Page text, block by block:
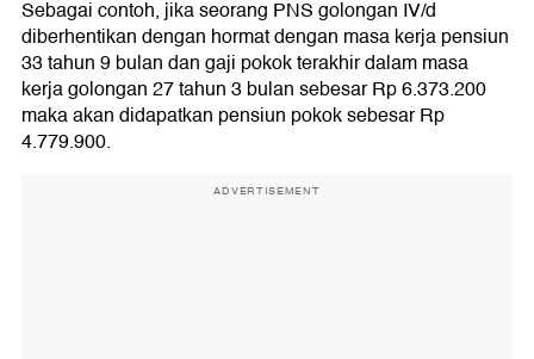
Sebagai contoh, jika seorang PNS golongan IV/d
diberhentikan dengan hormat dengan masa kerja pensiun
33 tahun 9 bulan dan gaji pokok terakhir dalam masa
kerja golongan 27 tahun 3 bulan sebesar Rp 6.373.200
maka akan didapatkan pensiun pokok sebesar Rp
4.779.900.
ADVERTISEMENT